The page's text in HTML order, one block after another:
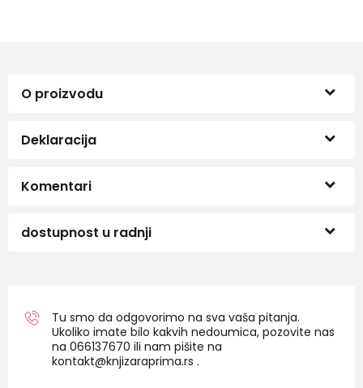
O proizvodu
Deklaracija
Komentari
dostupnost u radnji
Tu smo da odgovorimo na sva vaša pitanja.
Ukoliko imate bilo kakvih nedoumica, pozovite nas
na 066137670 ili nam pišite na
kontakt@knjizaraprima.rs .